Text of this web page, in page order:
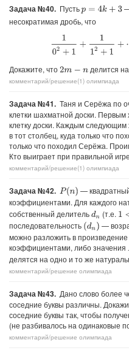
Задача №40. Пустьp =4k +3 —
несократимая дробь, что
1
1+ +
Докажите, что2m− n делится на
комментарий/решение(1) олимпиада
Задача №41. Таня и Серёжа по
клетки шахматной доски.
клетку доски. Каждым
в тот столбец, куда только что
только что походил Серёжа.
Кто выиграет при правильной
комментарий/решение(1) олимпиада
Задача №42. P(n)
—
коэффициентами. Для каждого
собственный делительdn (т.е. 1 <
последовательность (dn) —
можно разложить в
коэффициентами, либо значения
делятся на одно и то же
комментарий/решение олимпиада
Задача №43. Дано слово более
соседние буквы различны.
соседние буквы так, чтобы
(не разбивалось на одинаковые
комментарий/решение олимпиада